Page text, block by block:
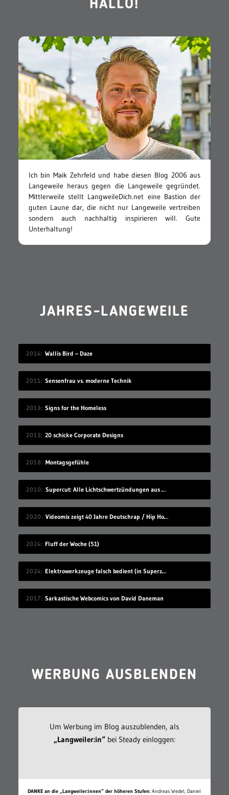
HALLO!
Ich bin Maik Zehrfeld und habe diesen Blog 2006 aus
Langeweile heraus gegen die Langeweile gegründet.
Mittlerweile stellt LangweileDich.net eine Bastion der
guten Laune dar, die nicht nur Langeweile vertreiben
sondern auch nachhaltig inspirieren will. Gute
Unterhaltung!
JAHRES-LANGEWEILE
2014 Wallis Bird – Daze
2011 Sensenfrau vs. moderne Technik
2013 Signs for the Homeless
2013 20 schicke Corporate Designs
2018 Montagsgefühle
2010 Supercut: Alle Lichtschwertzündungen aus Star Wars
2020 Videomix zeigt 40 Jahre Deutschrap / Hip Hop in 7:30 Minuten
2024 Fluff der Woche (51)
2024 Elektrowerkzeuge falsch bedient (in Superzeitlupe)
2017 Sarkastische Webcomics von David Daneman
WERBUNG AUSBLENDEN
Um Werbung im Blog auszublenden, als
„Langweiler:in“bei Steady einloggen:
DANKE an die „Langweiler:innen“ der höheren Stufen: Andreas Wedel, Daniel